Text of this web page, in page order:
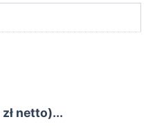
zł netto)...